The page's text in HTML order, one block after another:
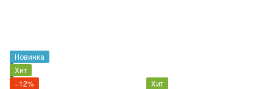
Новинка
Хит
−12%
Хит